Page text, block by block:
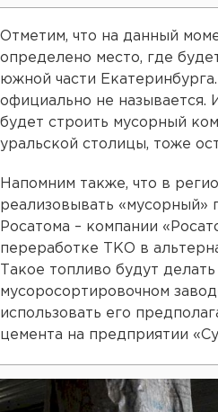
Отметим, что на данный
определено место, где
южной части
официально не называется.
будет строить мусорный
уральской столицы, тоже
Напомним также, что в
реализовывать «мусорный»
Росатома – компании
переработке ТКО в
Такое топливо будут делать
мусоросортировочном
использовать его
цемента на предприятии